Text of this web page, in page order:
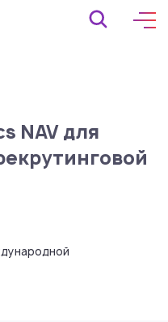
NAV для